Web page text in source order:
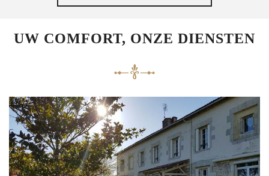
UW COMFORT, ONZE DIENSTEN